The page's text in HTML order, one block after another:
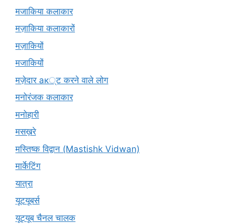
मजाकिया कलाकार
मज़ाकिया कलाकारों
मज़ाकियों
मजाकियों
मज़ेदार ак्ट करने वाले लोग
मनोरंजक कलाकार
मनोहारी
मसख़रे
मस्तिष्क विद्वान (Mastishk Vidwan)
मार्केटिंग
यात्रा
यूटयूबर्स
यूट्यूब चैनल चालक